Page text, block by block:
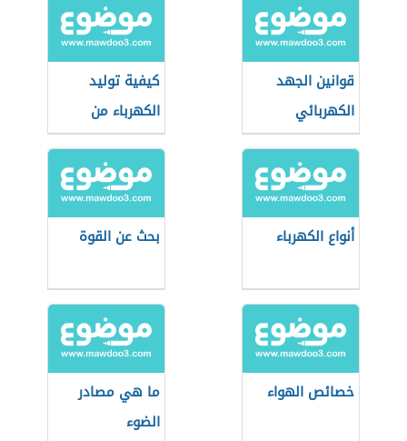
الميكانيكا
قوانين الجهد
الكهربائي
كيفية توليد
الكهرباء من
المغناطيس
أنواع الكهرباء بحث عن القوة
خصائص الهواء
ما هي مصادر
الضوء